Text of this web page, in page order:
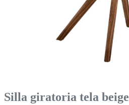
Silla giratoria tela beige